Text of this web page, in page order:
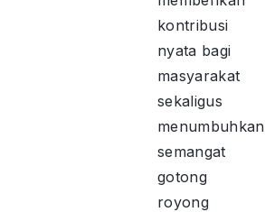
kontribusi
nyata bagi
masyarakat
sekaligus
menumbuhkan
semangat
gotong
royong